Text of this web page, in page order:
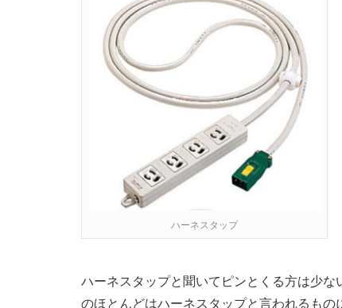
ハーネスタップ
ハーネスタップと聞いてピンとくる方は少
のほとんどはハーネスタップと言われるもの